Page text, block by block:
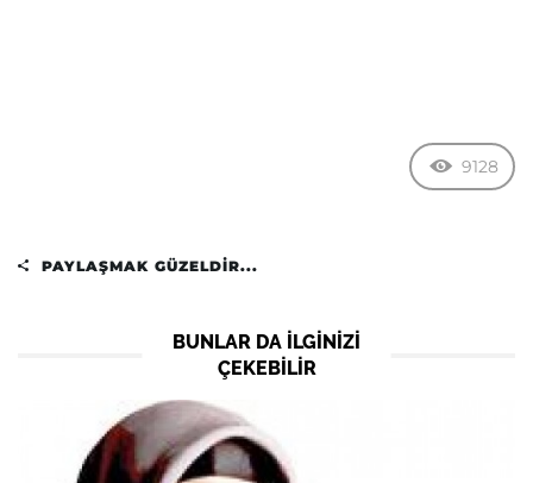
9128
PAYLAŞMAK GÜZELDIR...
BUNLAR DA ILGINIZI
ÇEKEBILIR